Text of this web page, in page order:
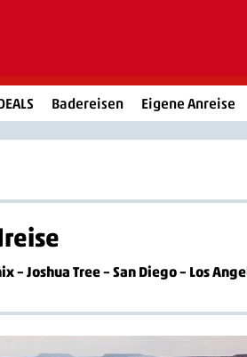
Badereisen Eigene Anreise
– Joshua Tree – San Diego – Los